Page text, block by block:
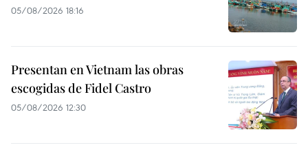
05/08/2026 18:16
Presentan en Vietnam las obras
escogidas de Fidel Castro
05/08/2026 12:30